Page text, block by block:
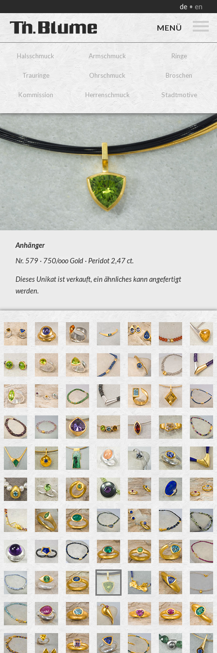
de en
MENÜ
Halsschmuck Armschmuck Ringe
Trauringe Ohrschmuck Broschen
Kommission Herrenschmuck Stadtmotive
Anhänger
Nr. 579
750/ooo Gold Peridot 2,47 ct.
Dieses Unikat ist verkauft, ein ähnliches kann angefertigt
werden.